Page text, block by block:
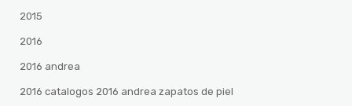
2015
2016
2016 andrea
2016 catalogos 2016 andrea zapatos de piel